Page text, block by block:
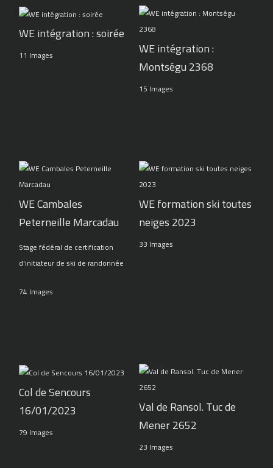
WE intégration : soirée
11 Images
WE intégration :
Montségu 2368
15 Images
WE Cambales
Peterneille Marcadau
Stage fédéral de certification
d'initiateur de ski de randonnée
74 Images
WE formation ski toutes
neiges 2023
33 Images
Col de Sencours
16/01/2023
79 Images
Val de Ransol. Tuc de
Mener 2652
23 Images